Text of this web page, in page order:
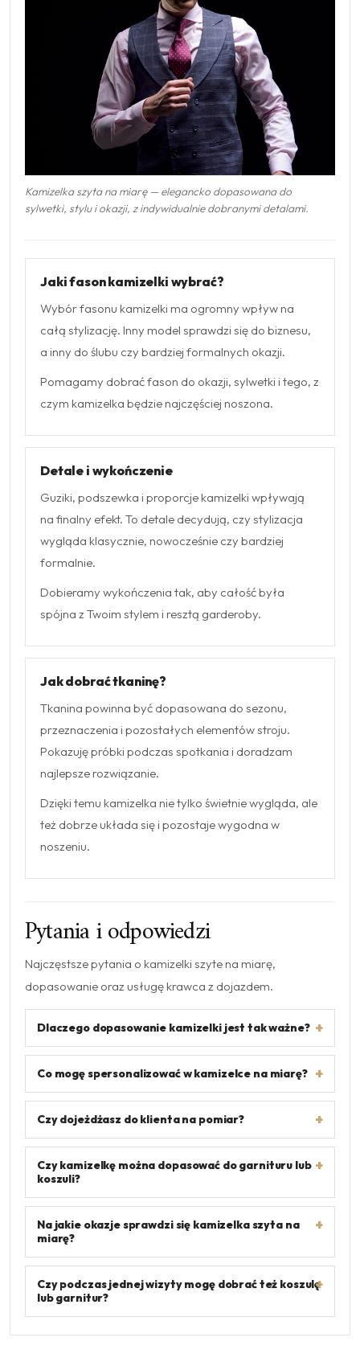
Kamizelka szyta na miarę — elegancko dopasowana do
sylwetki, stylu i okazji, z indywidualnie dobranymi detalami.
Jaki fason kamizelki wybrać?
Wybór fasonu kamizelki ma ogromny wpływ na
całą stylizację. Inny model sprawdzi się do biznesu,
a inny do ślubu czy bardziej formalnych okazji.
Pomagamy dobrać fason do okazji, sylwetki i tego, z
czym kamizelka będzie najczęściej noszona.
Detale i wykończenie
Guziki, podszewka i proporcje kamizelki wpływają
na finalny efekt. To detale decydują, czy stylizacja
wygląda klasycznie, nowocześnie czy bardziej
formalnie.
Dobieramy wykończenia tak, aby całość była
spójna z Twoim stylem i resztą garderoby.
Jak dobrać tkaninę?
Tkanina powinna być dopasowana do sezonu,
przeznaczenia i pozostałych elementów stroju.
Pokazuję próbki podczas spotkania i doradzam
najlepsze rozwiązanie.
Dzięki temu kamizelka nie tylko świetnie wygląda, ale
też dobrze układa się i pozostaje wygodna w
noszeniu.
Pytania i odpowiedzi
Najczęstsze pytania o kamizelki szyte na miarę,
dopasowanie oraz usługę krawca z dojazdem.
Dlaczego dopasowanie kamizelki jest tak ważne?
Co mogę spersonalizować w kamizelce na miarę?
Czy dojeżdżasz do klienta na pomiar?
Czy kamizelkę można dopasować do garnituru lub
koszuli?
Na jakie okazje sprawdzi się kamizelka szyta na
miarę?
Czy podczas jednej wizyty mogę dobrać też koszulę
lub garnitur?